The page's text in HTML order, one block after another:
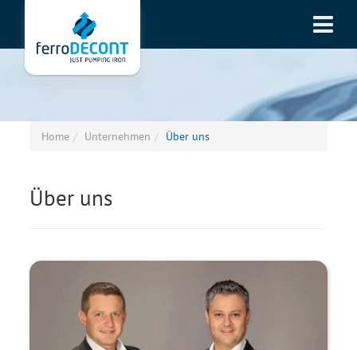
Home Unternehmen Über uns
Über uns